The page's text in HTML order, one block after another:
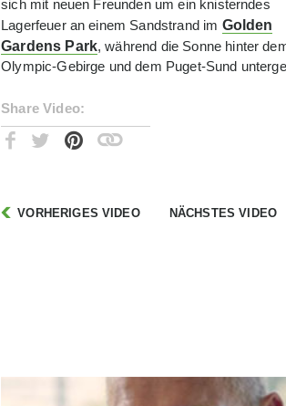
sich mit neuen Freunden um ein knisterndes
Lagerfeuer an einem Sandstrand im Golden
Gardens Park, während die Sonne hinter
Olympic-Gebirge und dem Puget-Sund
Share Video:
VORHERIGES VIDEO NÄCHSTES VIDEO